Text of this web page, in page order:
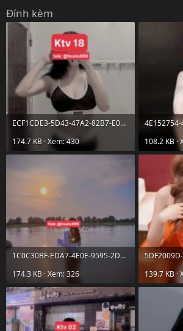
Đính kèm
ECF1CDE3-5D43-47A2-82B7-E056FC8694C8.jpeg
174.7 KB · Xem: 430
108.2 KB ·
1C0C30BF-EDA7-4E0E-9595-2D62E19E6028.jpeg
174.3 KB · Xem: 326
139.7 KB ·